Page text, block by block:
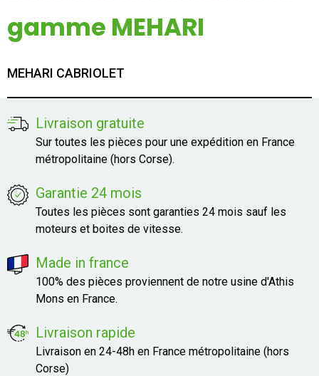
gamme MEHARI
MEHARI CABRIOLET
Livraison gratuite
Sur toutes les pièces pour une expédition en France
métropolitaine (hors Corse).
Garantie 24 mois
Toutes les pièces sont garanties 24 mois sauf les
moteurs et boites de vitesse.
Made in france
100% des pièces proviennent de notre usine d'Athis
Mons en France.
Livraison rapide
Livraison en 24-48h en France métropolitaine (hors
Corse)